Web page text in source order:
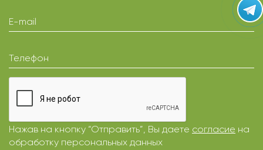
E-mail
Телефон
Нажав на кнопку “Отправить”, Вы даете согласие на
обработку персональных данных